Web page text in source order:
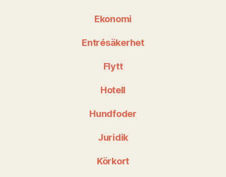
Ekonomi
Entrésäkerhet
Flytt
Hotell
Hundfoder
Juridik
Körkort